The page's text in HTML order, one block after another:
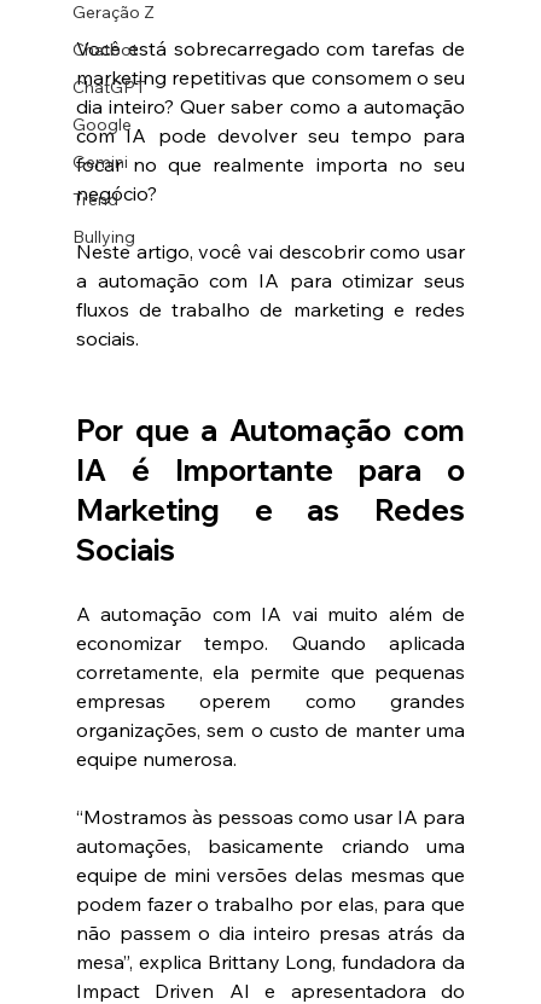
Geração Z
Chatbot
ChatGPT
Google
Gemini
Trend
Bullying
Você está sobrecarregado com tarefas de
marketing repetitivas que consomem o seu
dia inteiro? Quer saber como a automação
com IA pode devolver seu tempo para
focar no que realmente importa no seu
negócio?
Neste artigo, você vai descobrir como usar
a automação com IA para otimizar seus
fluxos de trabalho de marketing e redes
sociais.
Por que a Automação com
IA é Importante para o
Marketing e as Redes
Sociais
A automação com IA vai muito além de
economizar tempo. Quando aplicada
corretamente, ela permite que pequenas
empresas operem como grandes
organizações, sem o custo de manter uma
equipe numerosa.
“Mostramos às pessoas como usar IA para
automações, basicamente criando uma
equipe de mini versões delas mesmas que
podem fazer o trabalho por elas, para que
não passem o dia inteiro presas atrás da
mesa”, explica Brittany Long, fundadora da
Impact Driven AI e apresentadora do